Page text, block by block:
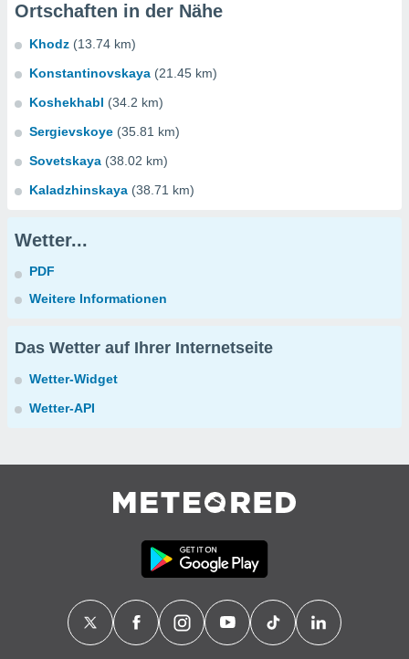
Ortschaften in der Nähe
Khodz (13.74 km)
Konstantinovskaya (21.45 km)
Koshekhabl (34.2 km)
Sergievskoye (35.81 km)
Sovetskaya (38.02 km)
Kaladzhinskaya (38.71 km)
Wetter...
PDF
Weitere Informationen
Das Wetter auf Ihrer Internetseite
Wetter-Widget
Wetter-API